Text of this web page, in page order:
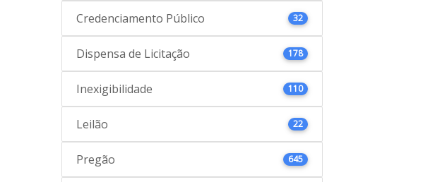
Credenciamento Público 32
Dispensa de Licitação 178
Inexigibilidade 110
Leilão 22
Pregão 645